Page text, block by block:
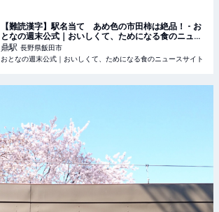
【難読漢字】駅名当て あめ色の市田柿は絶品！ - お
となの週末公式｜おいしくて、ためになる食のニュー
スサイト
鼎駅 長野県飯田市
おとなの週末公式｜おいしくて、ためになる食のニュースサイト